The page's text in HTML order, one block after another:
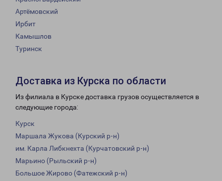
Артёмовский
Ирбит
Камышлов
Туринск
Доставка из Курска по области
Из филиала в Курске доставка грузов осуществляется в
следующие города:
Курск
Маршала Жукова (Курский р-н)
им. Карла Либкнехта (Курчатовский р-н)
Марьино (Рыльский р-н)
Большое Жирово (Фатежский р-н)